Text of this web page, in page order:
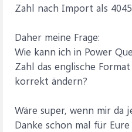
Zahl nach Import als
Daher meine Frage:
Wie kann ich in Power
Zahl das englische
korrekt ändern?
Wäre super, wenn mir da
Danke schon mal für